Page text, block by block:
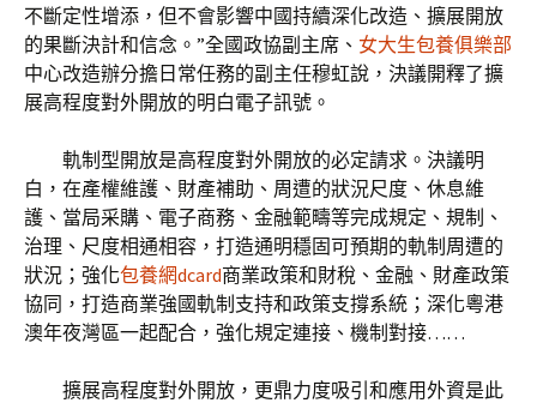
不斷定性增添，但不會影響中國持續深化改造、擴展開放
的果斷決計和信念。”全國政協副主席、 女大生包養俱樂部
中心改造辦分擔日常任務的副主任穆虹說，決議開釋了擴
展高程度對外開放的明白電子訊號。
軌制型開放是高程度對外開放的必定請求。決議明
白，在產權維護、財產補助、周遭的狀況尺度、休息維
護、當局采購、電子商務、金融範疇等完成規定、規制、
治理、尺度相通相容，打造通明穩固可預期的軌制周遭的
狀況；強化包養網dcard商業政策和財稅、金融、財產政策
協同，打造商業強國軌制支持和政策支撐系統；深化粵港
澳年夜灣區一起配合，強化規定連接、機制對接……
擴展高程度對外開放，更鼎力度吸引和應用外資是此